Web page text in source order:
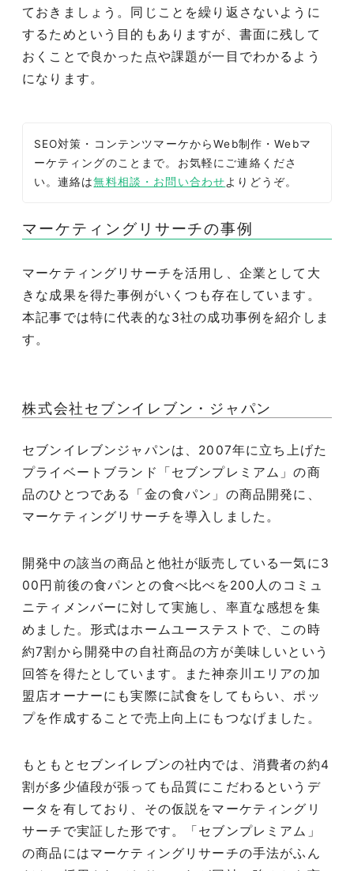
ておきましょう。同じことを繰り返さないように
するためという目的もありますが、書面に残して
おくことで良かった点や課題が一目でわかるよう
になります。
SEO対策・コンテンツマーケからWeb制作・Webマ
ーケティングのことまで。お気軽にご連絡くださ
い。連絡は無料相談・お問い合わせよりどうぞ。
マーケティングリサーチの事例
マーケティングリサーチを活用し、企業として大
きな成果を得た事例がいくつも存在しています。
本記事では特に代表的な3社の成功事例を紹介しま
す。
株式会社セブンイレブン・ジャパン
セブンイレブンジャパンは、2007年に立ち上げた
プライベートブランド「セブンプレミアム」の商
品のひとつである「金の食パン」の商品開発に、
マーケティングリサーチを導入しました。
開発中の該当の商品と他社が販売している一気に3
00円前後の食パンとの食べ比べを200人のコミュ
ニティメンバーに対して実施し、率直な感想を集
めました。形式はホームユーステストで、この時
約7割から開発中の自社商品の方が美味しいという
回答を得たとしています。また神奈川エリアの加
盟店オーナーにも実際に試食をしてもらい、ポッ
プを作成することで売上向上にもつなげました。
もともとセブンイレブンの社内では、消費者の約4
割が多少値段が張っても品質にこだわるというデ
ータを有しており、その仮説をマーケティングリ
サーチで実証した形です。「セブンプレミアム」
の商品にはマーケティングリサーチの手法がふん
047-114-3111 平日AM9:30~PM8:00
無料相談・
お問い合わせ
サイトSEO診断
申し込み